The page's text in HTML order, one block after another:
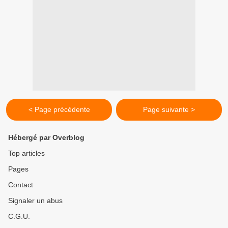
< Page précédente Page suivante >
Hébergé par Overblog
Top articles
Pages
Contact
Signaler un abus
C.G.U.